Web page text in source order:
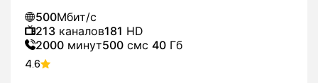
500Мбит/с
213 каналов181 HD
2000 минут500 смс 40 Гб
4.6